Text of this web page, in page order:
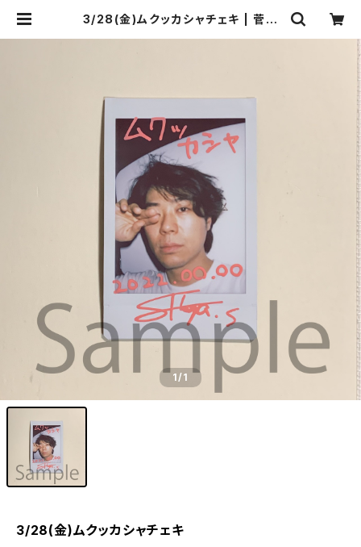
3/28(金)ムクッカシャチェキ | 菅沼
1/1
3/28(金)ムクッカシャチェキ